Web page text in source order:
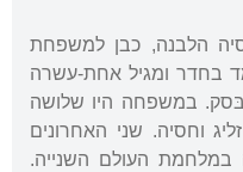
הלבנה, כבן למשפחת
בחדר ומגיל אחת-עשרה
במשפחה היו שלושה
וחסיה. שני האחרונים
במלחמת העולם השנייה.